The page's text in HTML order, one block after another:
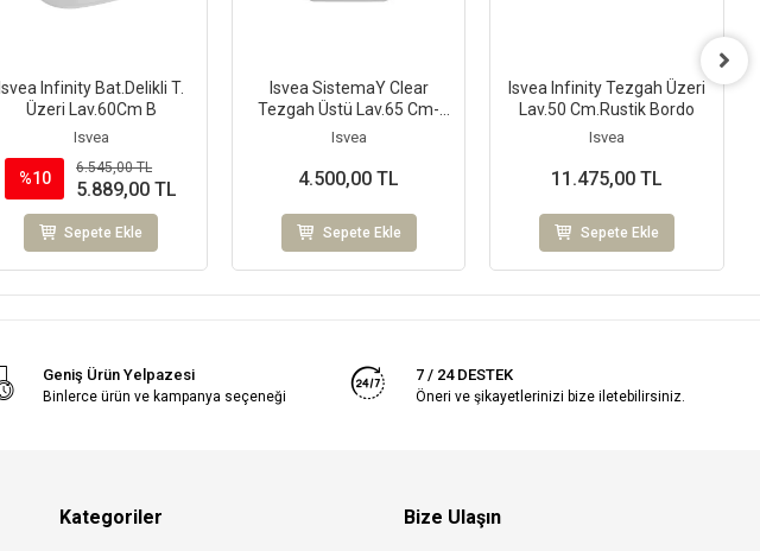
Isvea Infinity Bat.Delikli T.
Üzeri Lav.60Cm B
Isvea
%10
6.545,00 TL
5.889,00 TL
Sepete Ekle
Isvea SistemaY Clear
Tezgah Üstü Lav.65 Cm-
Beyaz
Isvea
4.500,00 TL
Sepete Ekle
Isvea Infinity Tezgah Üzeri
Lav.50 Cm.Rustik Bordo
Isvea
11.475,00 TL
Sepete Ekle
Geniş Ürün Yelpazesi
Binlerce ürün ve kampanya seçeneği
7 / 24 DESTEK
Öneri ve şikayetlerinizi bize iletebilirsiniz.
Kategoriler Bize Ulaşın